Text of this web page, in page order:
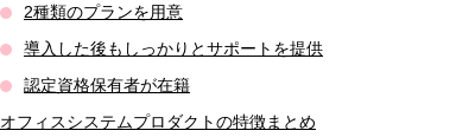
2種類のプランを用意
導入した後もしっかりとサポートを提供
認定資格保有者が在籍
オフィスシステムプロダクトの特徴まとめ